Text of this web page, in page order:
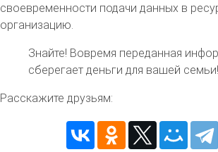
своевременности подачи данных в
организацию.
Знайте! Вовремя переданная
сберегает деньги для вашей семьи!
Расскажите друзьям: